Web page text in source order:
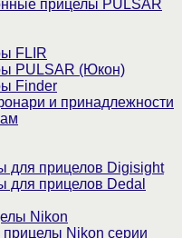
прицелы PULSAR
FLIR
PULSAR (Юкон)
Finder
и принадлежности
для прицелов Digisight
для прицелов Dedal
Nikon
прицелы Nikon серии